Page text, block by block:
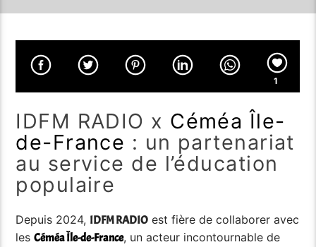
1
IDFM RADIO x Céméa Île-
de-France : un partenariat
au service de l’éducation
populaire
Depuis 2024, IDFM RADIO est fière de collaborer avec
lesCéméa Île-de-France, un acteur incontournable de